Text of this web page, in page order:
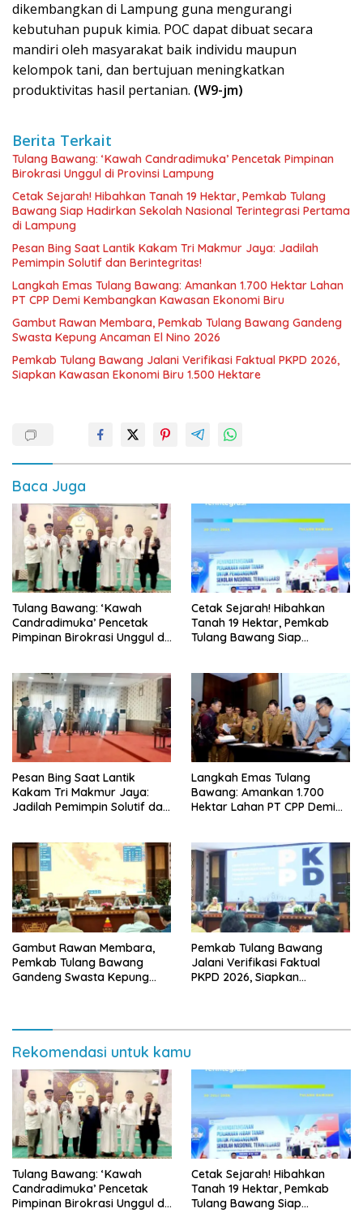
dikembangkan di Lampung guna mengurangi
kebutuhan pupuk kimia. POC dapat dibuat secara
mandiri oleh masyarakat baik individu maupun
kelompok tani, dan bertujuan meningkatkan
produktivitas hasil pertanian. (W9-jm)
Berita Terkait
Tulang Bawang: ‘Kawah Candradimuka’ Pencetak Pimpinan
Birokrasi Unggul di Provinsi Lampung
Cetak Sejarah! Hibahkan Tanah 19 Hektar, Pemkab Tulang
Bawang Siap Hadirkan Sekolah Nasional Terintegrasi Pertama
di Lampung
Pesan Bing Saat Lantik Kakam Tri Makmur Jaya: Jadilah
Pemimpin Solutif dan Berintegritas!
Langkah Emas Tulang Bawang: Amankan 1.700 Hektar Lahan
PT CPP Demi Kembangkan Kawasan Ekonomi Biru
Gambut Rawan Membara, Pemkab Tulang Bawang Gandeng
Swasta Kepung Ancaman El Nino 2026
Pemkab Tulang Bawang Jalani Verifikasi Faktual PKPD 2026,
Siapkan Kawasan Ekonomi Biru 1.500 Hektare
Baca Juga
Tulang Bawang: ‘Kawah
Candradimuka’ Pencetak
Pimpinan Birokrasi Unggul di
Cetak Sejarah! Hibahkan
Tanah 19 Hektar, Pemkab
Tulang Bawang Siap
Lampung
Pesan Bing Saat Lantik
Kakam Tri Makmur Jaya:
Jadilah Pemimpin Solutif dan
Langkah Emas Tulang
Bawang: Amankan 1.700
Hektar Lahan PT CPP Demi
Gambut Rawan Membara,
Pemkab Tulang Bawang
Gandeng Swasta Kepung
Pemkab Tulang Bawang
Jalani Verifikasi Faktual
PKPD 2026, Siapkan
Rekomendasi untuk kamu
Tulang Bawang: ‘Kawah
Candradimuka’ Pencetak
Pimpinan Birokrasi Unggul di
Cetak Sejarah! Hibahkan
Tanah 19 Hektar, Pemkab
Tulang Bawang Siap